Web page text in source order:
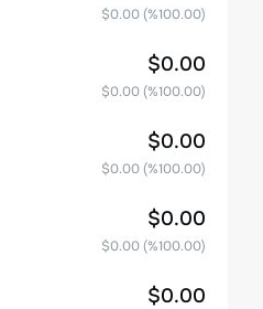
$0.00(%100.00)
$0.00
$0.00(%100.00)
$0.00
$0.00(%100.00)
$0.00
$0.00(%100.00)
$0.00